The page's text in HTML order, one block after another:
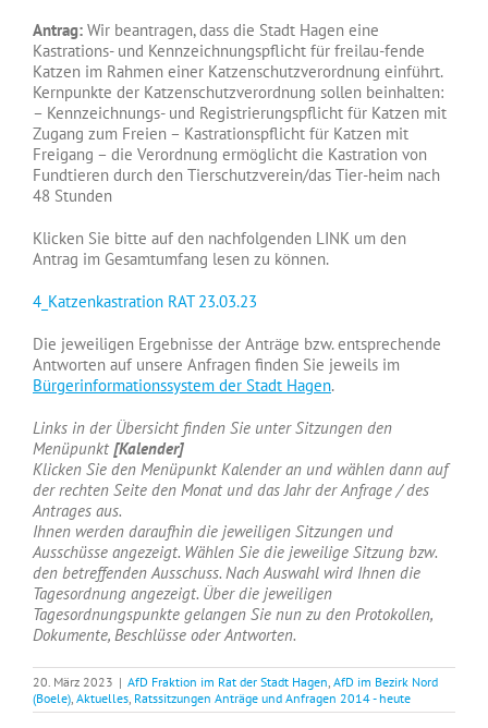
Antrag: Wir beantragen, dass die Stadt Hagen eine
Kastrations- und Kennzeichnungspflicht für freilau-fende
Katzen im Rahmen einer Katzenschutzverordnung einführt.
Kernpunkte der Katzenschutzverordnung sollen beinhalten:
– Kennzeichnungs- und Registrierungspflicht für Katzen mit
Zugang zum Freien – Kastrationspflicht für Katzen mit
Freigang – die Verordnung ermöglicht die Kastration von
Fundtieren durch den Tierschutzverein/das Tier-heim nach
48 Stunden
Klicken Sie bitte auf den nachfolgenden LINK um den
Antrag im Gesamtumfang lesen zu können.
4_Katzenkastration RAT 23.03.23
Die jeweiligen Ergebnisse der Anträge bzw. entsprechende
Antworten auf unsere Anfragen finden Sie jeweils im
Bürgerinformationssystem der Stadt Hagen.
Links in der Übersicht finden Sie unter Sitzungen den
Menüpunkt [Kalender]
Klicken Sie den Menüpunkt Kalender an und wählen dann auf
der rechten Seite den Monat und das Jahr der Anfrage / des
Antrages aus.
Ihnen werden daraufhin die jeweiligen Sitzungen und
Ausschüsse angezeigt. Wählen Sie die jeweilige Sitzung bzw.
den betreffenden Ausschuss. Nach Auswahl wird Ihnen die
Tagesordnung angezeigt. Über die jeweiligen
Tagesordnungspunkte gelangen Sie nun zu den Protokollen,
Dokumente, Beschlüsse oder Antworten.
20. März 2023 | AfD Fraktion im Rat der Stadt Hagen, AfD im Bezirk Nord
(Boele), Aktuelles, Ratssitzungen Anträge und Anfragen 2014 - heute